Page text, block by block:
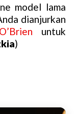
model lama
dianjurkan
untuk
)